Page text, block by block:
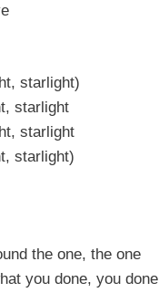
starlight)
starlight
starlight
starlight)
the one, the one
you done, you done